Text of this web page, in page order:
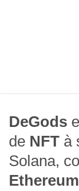
DeGods
de NFT à
Solana,
Ethereum